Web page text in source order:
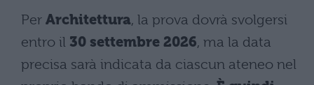
Per Architettura, la prova dovrà svolgersi
entro il 30 settembre 2026, ma la data
precisa sarà indicata da ciascun ateneo nel